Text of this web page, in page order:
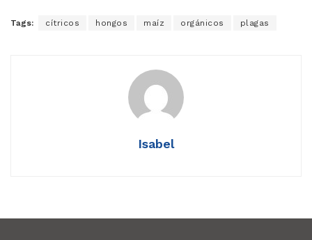
Tags: cítricos hongos maíz orgánicos plagas
Isabel